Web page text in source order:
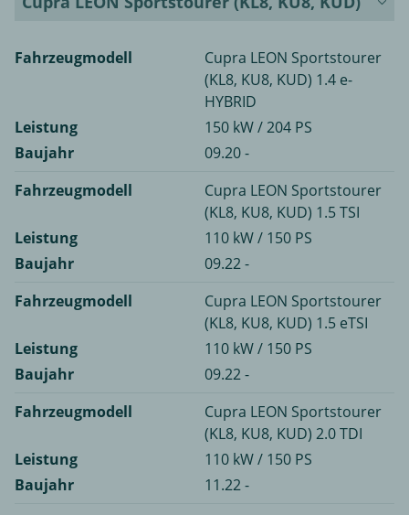
Fahrzeugmodell
Cupra LEON Sportstourer
(KL8, KU8, KUD) 1.4 e-
HYBRID
Leistung
150 kW / 204 PS
Baujahr
09.20 -
Fahrzeugmodell
Cupra LEON Sportstourer
(KL8, KU8, KUD) 1.5 TSI
Leistung
110 kW / 150 PS
Baujahr
09.22 -
Fahrzeugmodell
Cupra LEON Sportstourer
(KL8, KU8, KUD) 1.5 eTSI
Leistung
110 kW / 150 PS
Baujahr
09.22 -
Fahrzeugmodell
Cupra LEON Sportstourer
(KL8, KU8, KUD) 2.0 TDI
Leistung
110 kW / 150 PS
Baujahr
11.22 -